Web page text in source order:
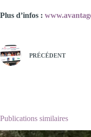
Plus d’infos :
PRÉCÉDENT
Publications similaires